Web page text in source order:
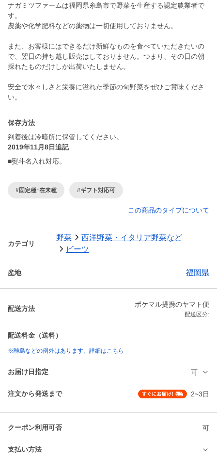
ナガミツファームは福岡県糸島市で野菜を生産する認定農業者で
す。
農薬や化学肥料などの薬物は一切使用しておりません。
また、お客様にはできるだけ新鮮なものを食べていただきたいの
で、翌日の持ち越し販売はしておりません。つまり、その日の朝
採れたものだけしか出荷いたしません。
安全で水々しさと栄養に溢れた季節の旬野菜をぜひご賞味くださ
い。
保存方法
到着後は冷暗所に保管してください。
2019年11月8日追記
■熨斗名入れ対応。
#固定種･在来種 #ギフト対応可
この商品のタイプについて
カテゴリ
野菜
西洋野菜・イタリア野菜など
ビーツ
産地 福岡県
配送方法
ポケマル提携のヤマト便
配送区分:
配送料金（送料）
※離島などの例外はあります。詳細はこちら
お届け日指定 可
注文から発送まで 2~3日
クーポン利用可否 可
支払い方法